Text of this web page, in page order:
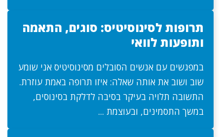
תרופות לסינוסיטיס: סוגים, התאמה
ותופעות לוואי
במפגשים עם אנשים הסובלים מסינוסיטיס אני שומע
שוב ושוב את אותה שאלה: איזו תרופה באמת עוזרת.
התשובה תלויה בעיקר בסיבה לדלקת בסינוסים,
במשך התסמינים, ובעוצמת ...